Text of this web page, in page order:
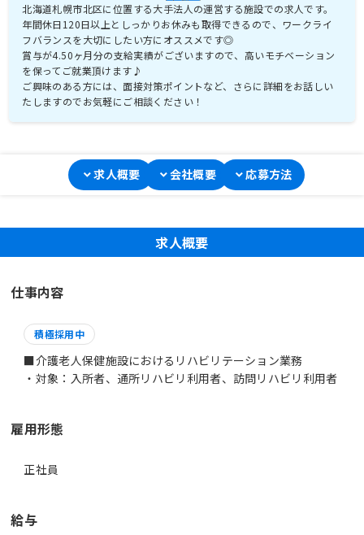
北海道札幌市北区に位置する大手法人の運営する施設での求人です。
年間休日120日以上としっかりお休みも取得できるので、ワークライ
フバランスを大切にしたい方にオススメです◎
賞与が4.50ヶ月分の支給実績がございますので、高いモチベーション
を保ってご就業頂けます♪
ご興味のある方には、面接対策ポイントなど、さらに詳細をお話しい
たしますのでお気軽にご相談ください！
求人概要 会社概要 応募方法
求人概要
仕事内容
積極採用中
■介護老人保健施設におけるリハビリテーション業務
・対象：入所者、通所リハビリ利用者、訪問リハビリ利用者
雇用形態
正社員
給与